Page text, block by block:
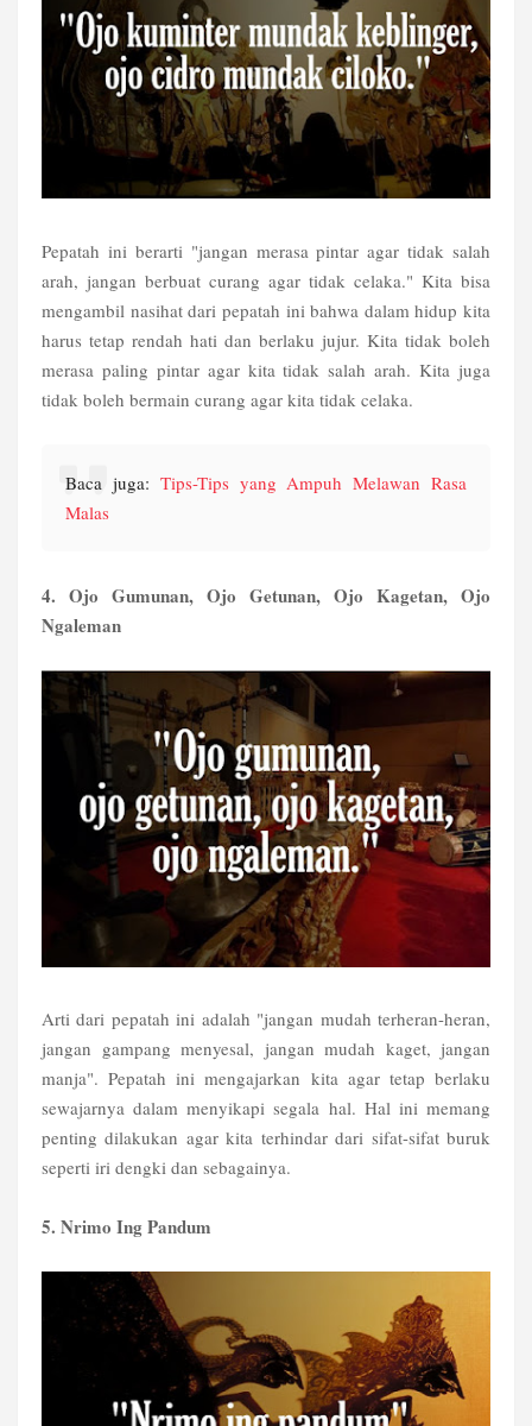
Pepatah ini berarti "jangan merasa pintar agar tidak salah
arah, jangan berbuat curang agar tidak celaka." Kita bisa
mengambil nasihat dari pepatah ini bahwa dalam hidup kita
harus tetap rendah hati dan berlaku jujur. Kita tidak boleh
merasa paling pintar agar kita tidak salah arah. Kita juga
tidak boleh bermain curang agar kita tidak celaka.
Baca juga: Tips-Tips yang Ampuh Melawan Rasa
Malas
4. Ojo Gumunan, Ojo Getunan, Ojo Kagetan, Ojo
Ngaleman
Arti dari pepatah ini adalah "jangan mudah terheran-heran,
jangan gampang menyesal, jangan mudah kaget, jangan
manja". Pepatah ini mengajarkan kita agar tetap berlaku
sewajarnya dalam menyikapi segala hal. Hal ini memang
penting dilakukan agar kita terhindar dari sifat-sifat buruk
seperti iri dengki dan sebagainya.
5. Nrimo Ing Pandum